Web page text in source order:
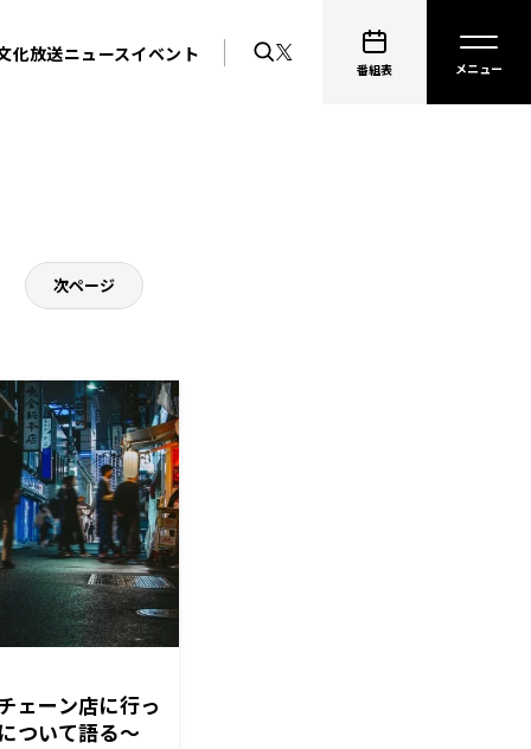
化放送ニュースイベント
番組表
次ページ
ェーン店に行っ
ついて語る〜